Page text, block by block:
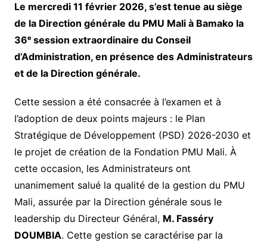
Le mercredi 11 février 2026, s’est tenue au siège
de la Direction générale du PMU Mali à Bamako la
36ᵉsession extraordinaire du Conseil
d’Administration, en présence des Administrateurs
et de la Direction générale.
Cette session a été consacrée à l’examen et à
l’adoption de deux points majeurs : le Plan
Stratégique de Développement (PSD) 2026-2030 et
le projet de création de la Fondation PMU Mali. À
cette occasion, les Administrateurs ont
unanimement salué la qualité de la gestion du PMU
Mali, assurée par la Direction générale sous le
leadership du Directeur Général, M. Fasséry
DOUMBIA. Cette gestion se caractérise par la